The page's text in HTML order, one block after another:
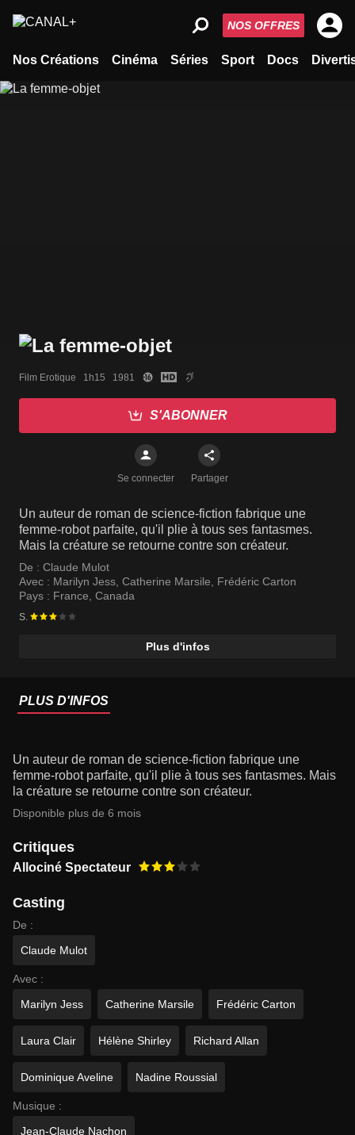
Nos Créations Cinéma Séries Sport Docs
NOS OFFRES
Film Erotique   1h15   1981
S'ABONNER
Se connecter Partager
Un auteur de roman de science-fiction fabrique une
femme-robot parfaite, qu'il plie à tous ses fantasmes.
Mais la créature se retourne contre son créateur.
De : Claude Mulot
Avec : Marilyn Jess Catherine Marsile
Frédéric Carton
Pays : France Canada
S.
Plus d'infos
PLUS D'INFOS
Un auteur de roman de science-fiction fabrique une
femme-robot parfaite, qu'il plie à tous ses fantasmes. Mais
la créature se retourne contre son créateur.
Disponible plus de 6 mois
Critiques
Allociné Spectateur
Casting
De :
Claude Mulot
Avec :
Marilyn Jess
Catherine Marsile Frédéric Carton
Laura Clair Hélène Shirley Richard Allan
Dominique Aveline Nadine Roussial
Musique :
Jean-Claude Nachon